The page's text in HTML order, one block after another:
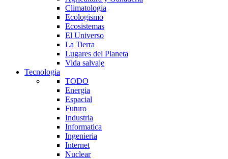
Climatologia
Ecologismo
Ecosistemas
El Universo
La Tierra
Lugares del Planeta
Vida salvaje
Tecnologia
TODO
Energia
Espacial
Futuro
Industria
Informatica
Ingenieria
Internet
Nuclear